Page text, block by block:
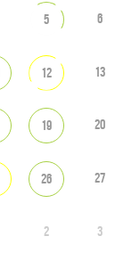
5 6
12 13
19 20
26 27
2 3